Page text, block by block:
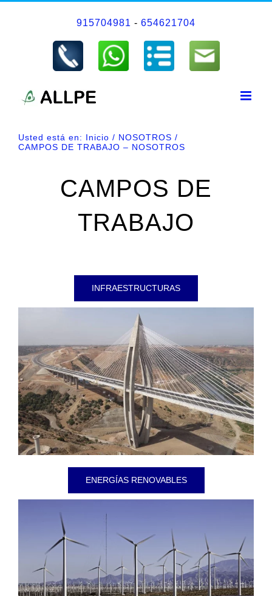
915704981 - 654621704
Usted está en: Inicio
NOSOTROS
CAMPOS DE TRABAJO – NOSOTROS
CAMPOS DE
TRABAJO
INFRAESTRUCTURAS
ENERGÍAS RENOVABLES